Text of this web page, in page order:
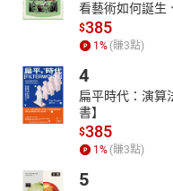
看藝術如何誕生
$385
1 % (賺3點)
4
扁平時代：演算
書】
$385
1 % (賺3點)
5